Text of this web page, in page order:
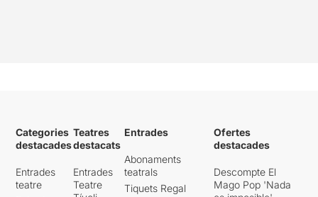
Categories
destacades
Entrades
teatre
Teatres
destacats
Entrades
Teatre
Entrades
Abonaments
teatrals
Tiquets Regal
Ofertes
destacades
Descompte El
Mago Pop 'Nada